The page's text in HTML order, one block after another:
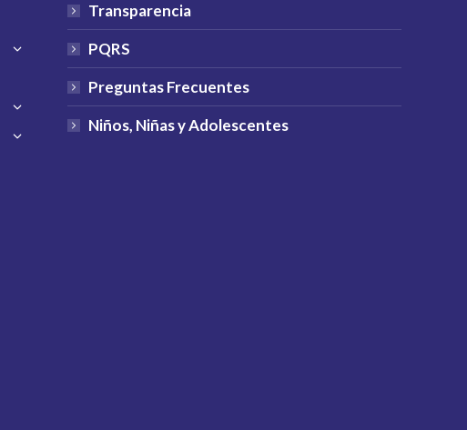
Transparencia
PQRS
Preguntas Frecuentes
Niños, Niñas y Adolescentes